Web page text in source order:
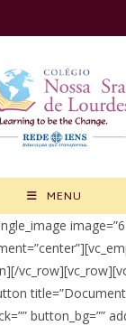
MENU
button_bg=””